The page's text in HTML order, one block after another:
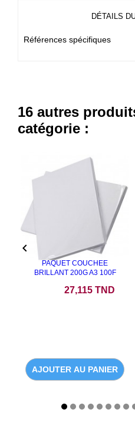
DÉTAILS
Références spécifiques
16 autres
catégorie :
PAQUET COUCHEE
BRILLANT 200G A3 100F
27,115 TND
AJOUTER AU PANIER
